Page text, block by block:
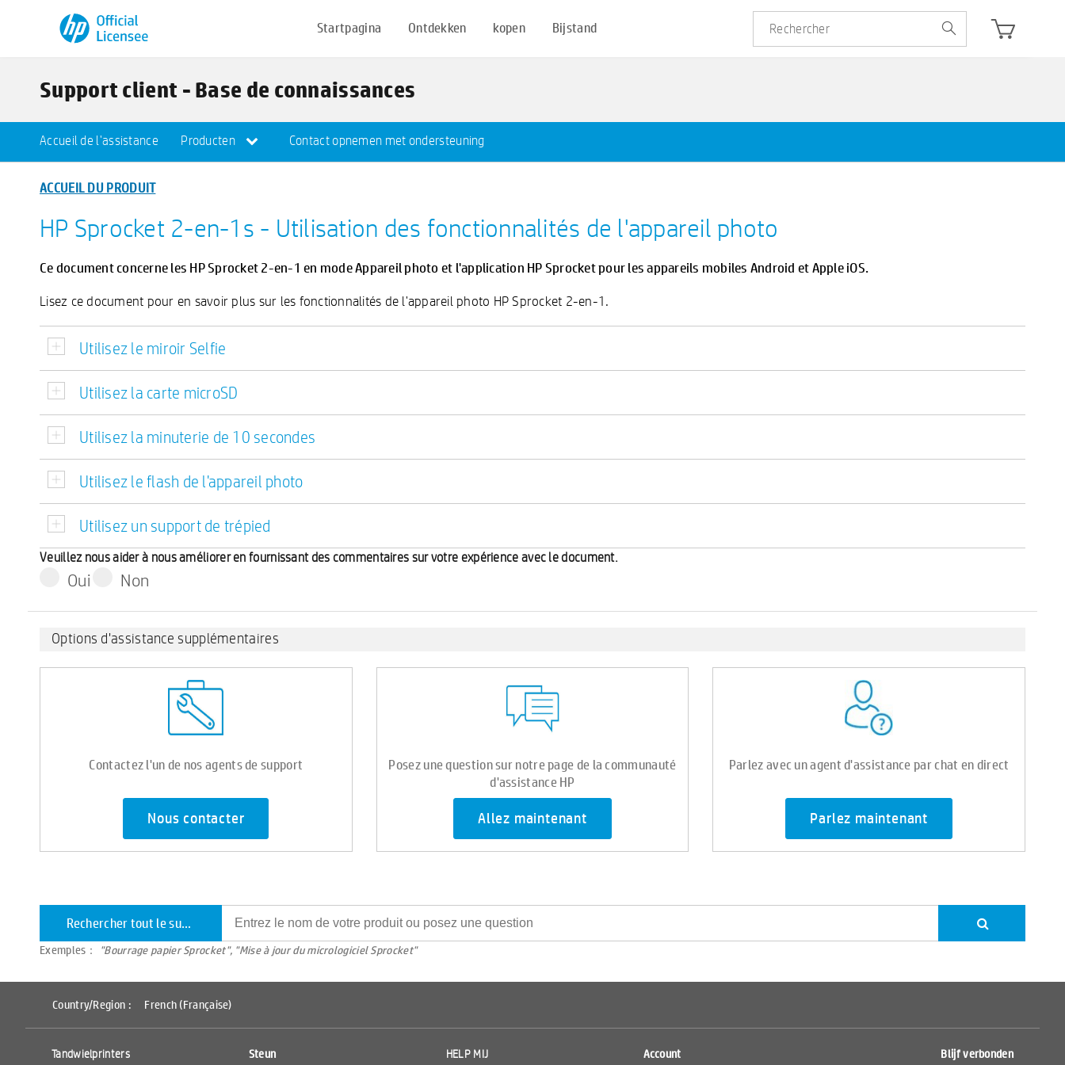
Startpagina Ontdekken kopen Bijstand
Support client - Base de connaissances
Accueil de l'assistance Producten Contact opnemen met ondersteuning
ACCUEIL DU PRODUIT
HP Sprocket 2-en-1s - Utilisation des fonctionnalités de l'appareil photo
Ce document concerne les HP Sprocket 2-en-1 en mode Appareil photo et l'application HP Sprocket pour les appareils mobiles Android et Apple iOS.
Lisez ce document pour en savoir plus sur les fonctionnalités de l'appareil photo HP Sprocket 2-en-1.
Utilisez le miroir Selfie
Utilisez la carte microSD
Utilisez la minuterie de 10 secondes
Utilisez le flash de l'appareil photo
Utilisez un support de trépied
Veuillez nous aider à nous améliorer en fournissant des commentaires sur votre expérience avec le document.
Oui Non
Options d'assistance supplémentaires
Contactez l'un de nos agents de support
Nous contacter
Posez une question sur notre page de la communauté
d'assistance HP
Allez maintenant
Parlez avec un agent d'assistance par chat en direct
Parlez maintenant
Rechercher tout le support
Exemples： "Bourrage papier Sprocket", "Mise à jour du micrologiciel Sprocket"
Country/Region : French (Française)
Tandwielprinters Steun HELP MIJ Account Blijf verbonden